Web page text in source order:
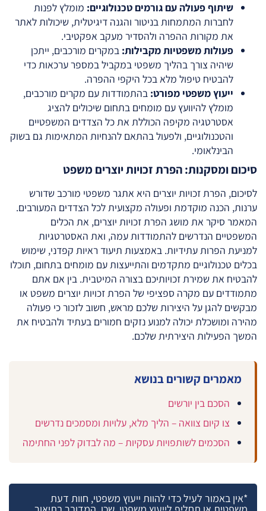
שיתוף פעולה עם גורמים טכנולוגיים: מומלץ לפנות
לחברות המתמחות בניטור והגנה דיגיטלית, שיכולות לאתר
את מקורות ההפרה ולהסדיר מעקב אפקטיבי.
פעולות משפטיות מקבילות: במקרים מורכבים, ייתכן
שיהיה צורך בהליך משפטי במקביל במספר ערכאות כדי
להבטיח טיפול מלא בכל היקפי ההפרה.
ייעוץ משפטי מפורט: בהתמודדות עם מקרים מורכבים,
מומלץ להיוועץ עם מומחים בתחום שיכולים להציג
אסטרטגיה מקיפה הכוללת את כל הצדדים המשפטיים
והטכנולוגיים, ולפעול בהתאם להנחיות המתאימות גם בשוק
הבינלאומי.
סיכום ומסקנות: הפרת זכויות יוצרים משפט
לסיכום, הפרת זכויות יוצרים היא אתגר משפטי מורכב שדורש
ערנות, הכנה מוקדמת ופעולה מקצועית לכל הצדדים המעורבים.
המאמר סיקר את מושג הפרת זכויות יוצרים, את הכלים
המשפטיים הנדרשים להתמודדות עמה, ואת האסטרטגיות
למניעת הפרות עתידיות. באמצעות תיעוד ראיות קפדני, שימוש
בכלים טכנולוגיים מתקדמים והתייעצות עם מומחים בתחום, תוכלו
להבטיח את שמירת זכויותיכם בצורה המיטבית. בין אם אתם
מתמודדים עם מקרה ספציפי של הפרת זכויות יוצרים משפט או
מבקשים להגן על היצירות שלכם מראש, חשוב לזכור כי פעולה
מהירה ומושכלת יכולה למנוע נזקים חמורים בעתיד ולהבטיח את
המשך הפעילות היצירתית שלכם.
מאמרים קשורים בנושא
הסכם בין יורשים
צו קיום צוואה – הליך מלא, עלויות ומסמכים נדרשים
הסכמים לשותפויות עסקיות – מה לבדוק לפני החתימה
*אין באמור לעיל כדי להוות ייעוץ משפטי, חוות דעת